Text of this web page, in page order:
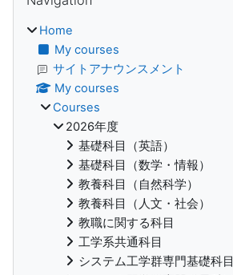
Home
My courses
サイトアナウンスメント
My courses
Courses
2026年度
基礎科目（英語）
基礎科目（数学・情報）
教養科目（自然科学）
教養科目（人文・社会）
教職に関する科目
工学系共通科目
システム工学群専門基礎科目